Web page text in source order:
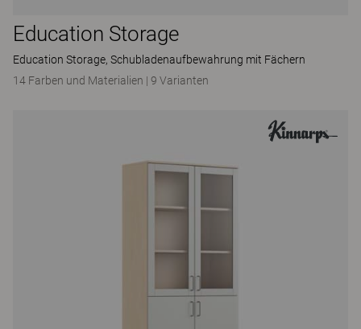
Education Storage
Education Storage, Schubladenaufbewahrung mit Fächern
14 Farben und Materialien | 9 Varianten